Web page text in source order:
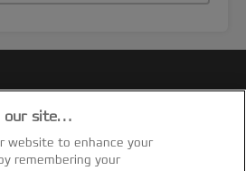
our site…
website to enhance your
remembering your